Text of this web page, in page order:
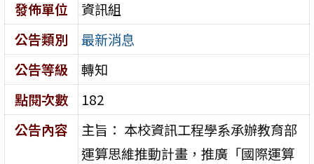
發佈單位
資訊組
公告類別
最新消息
公告等級
轉知
點閱次數
182
公告內容
主旨： 本校資訊工程學系承辦教育部
運算思維推動計畫，推廣「國際運算